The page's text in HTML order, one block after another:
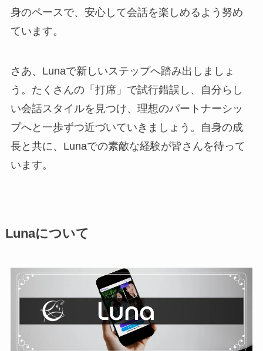
身のペースで、安心して会話を楽しめるよう努め
ています。
さあ、Lunaで新しいステップへ踏み出しましょ
う。たくさんの「打席」で試行錯誤し、自分らし
い会話スタイルを見つけ、理想のパートナーシッ
プへと一歩ずつ近づいていきましょう。自身の成
長と共に、Lunaでの素敵な経験が皆さんを待って
います。
Lunaについて